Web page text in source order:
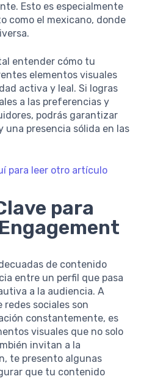
Esto es especialmente
como el mexicano, donde
entender cómo tu
elementos visuales
activa y leal. Si logras
a las preferencias y
podrás garantizar
una presencia sólida en las
para leer otro artículo
para
de contenido
entre un perfil que pasa
a la audiencia. A
redes sociales son
constantemente, es
visuales que no solo
invitan a la
te presento algunas
que tu contenido